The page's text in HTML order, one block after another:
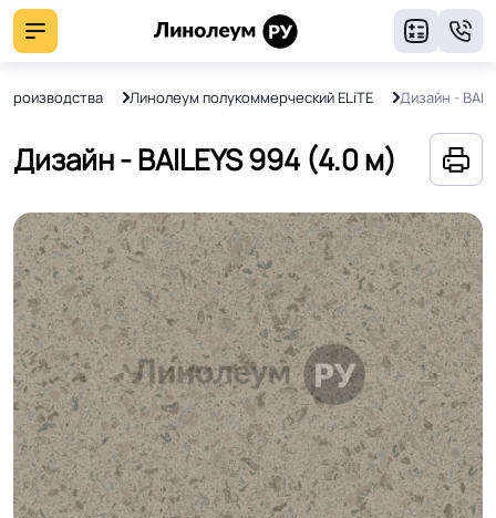
Линолеум полукоммерческий ELiTE Дизайн -
Дизайн - BAILEYS 994 (4.0 м)